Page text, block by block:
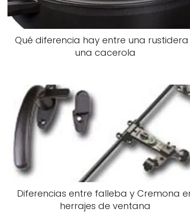
Qué diferencia hay entre una
una cacerola
Diferencias entre falleba y Cremona
herrajes de ventana